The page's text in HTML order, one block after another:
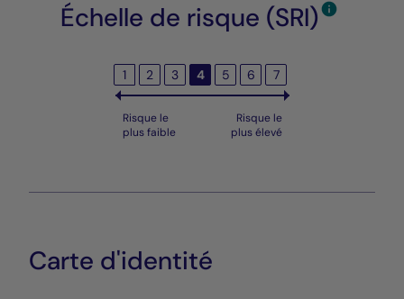
Échelle de risque (SRI)
1 2 3 4 5 6 7
Risque le
plus faible
Risque le
plus élevé
Carte d'identité